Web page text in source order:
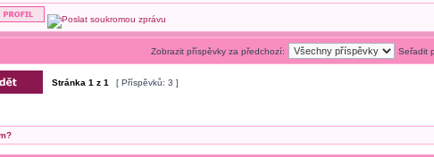
Zobrazit příspěvky za předchozí: Seřadit
Stránka 1 z 1 [ Příspěvků: 3 ]